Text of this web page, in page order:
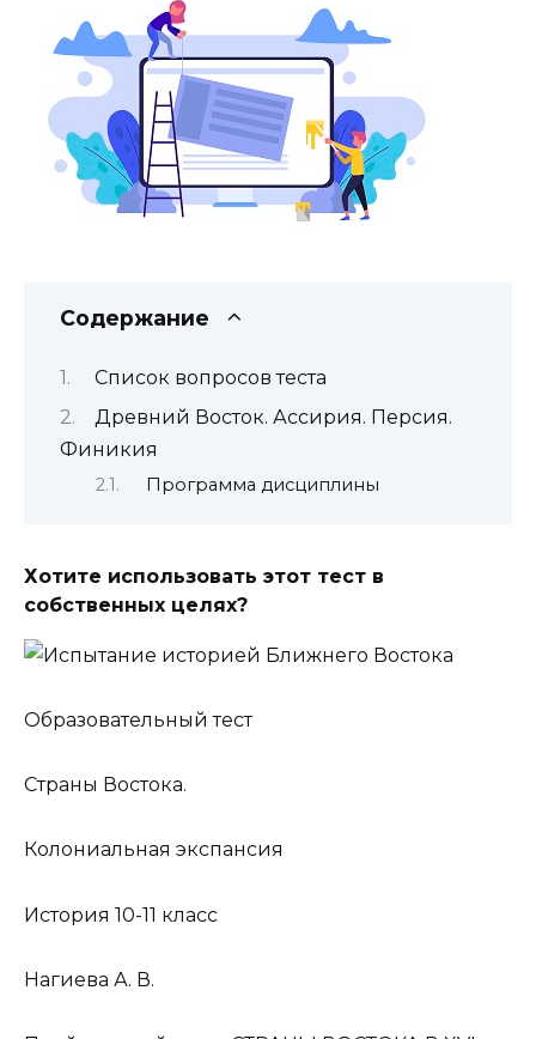
Содержание
Список вопросов теста
Древний Восток. Ассирия. Персия.
Финикия
Программа дисциплины
Хотите использовать этот тест в
собственных целях?
Образовательный тест
Страны Востока.
Колониальная экспансия
История 10-11 класс
Нагиева А. В.